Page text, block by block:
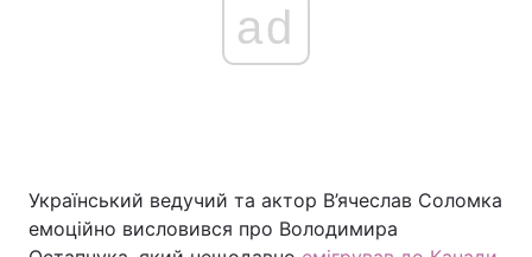
ad
Український ведучий та актор В’ячеслав Соломка
емоційно висловився про Володимира